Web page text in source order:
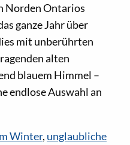
Norden Ontarios
ganze Jahr über
mit unberührten
alten
blauem Himmel –
endlose Auswahl an
Winter, unglaubliche